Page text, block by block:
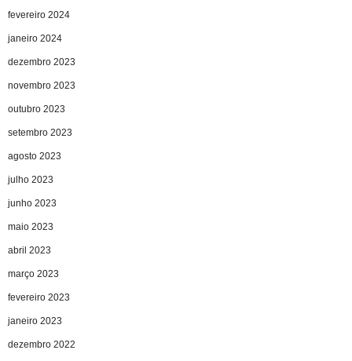
fevereiro 2024
janeiro 2024
dezembro 2023
novembro 2023
outubro 2023
setembro 2023
agosto 2023
julho 2023
junho 2023
maio 2023
abril 2023
março 2023
fevereiro 2023
janeiro 2023
dezembro 2022